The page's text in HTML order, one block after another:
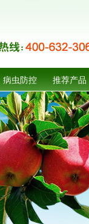
病虫防控 推荐产品